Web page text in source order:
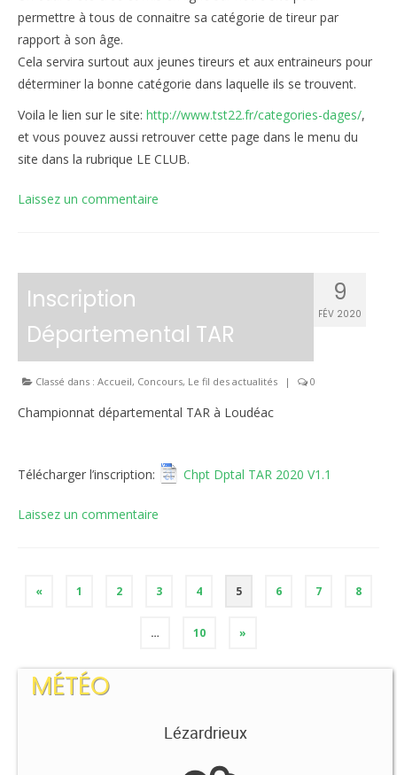
permettre à tous de connaitre sa catégorie de tireur par
rapport à son âge.
Cela servira surtout aux jeunes tireurs et aux entraineurs pour
déterminer la bonne catégorie dans laquelle ils se trouvent.
Voila le lien sur le site: http://www.tst22.fr/categories-dages/,
et vous pouvez aussi retrouver cette page dans le menu du
site dans la rubrique LE CLUB.
Laissez un commentaire
9
FÉV 2020
Inscription
Départemental TAR
Classé dans : Accueil, Concours, Le fil des actualités | 0
Championnat départemental TAR à Loudéac
Télécharger l’inscription: Chpt Dptal TAR 2020 V1.1
Laissez un commentaire
« 1 2 3 4 5 6 7 8
… 10 »
MÉTÉO
Lézardrieux